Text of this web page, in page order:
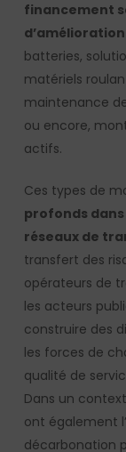
financement
batteries,
matériels
maintenance
ou encore,
actifs.
Ces types de
profonds
réseaux de
transfert des
opérateurs de
les acteurs
construire des
les forces de
qualité de
Dans un
ont également
décarbonation